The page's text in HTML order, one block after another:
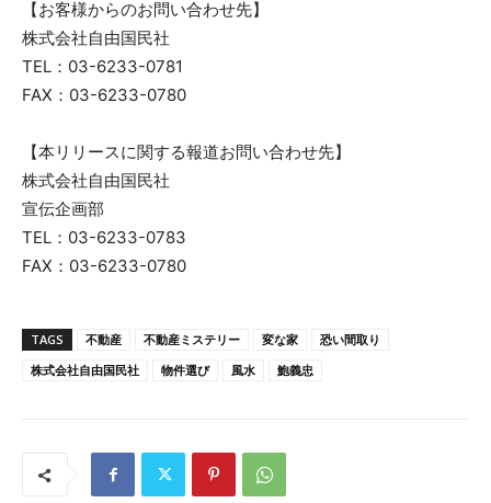
【お客様からのお問い合わせ先】
株式会社自由国民社
TEL：03-6233-0781
FAX：03-6233-0780
【本リリースに関する報道お問い合わせ先】
株式会社自由国民社
宣伝企画部
TEL：03-6233-0783
FAX：03-6233-0780
TAGS 不動産 不動産ミステリー 変な家
恐い間取り
株式会社自由国民社
物件選び 風水 鮑義忠